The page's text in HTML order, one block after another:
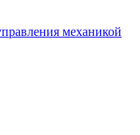
механикой